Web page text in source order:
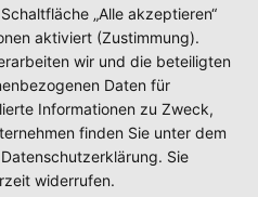
„Alle akzeptieren“
aktiviert (Zustimmung).
wir und die beteiligten
Daten für
Informationen zu Zweck,
finden Sie unter dem
Sie
widerrufen.